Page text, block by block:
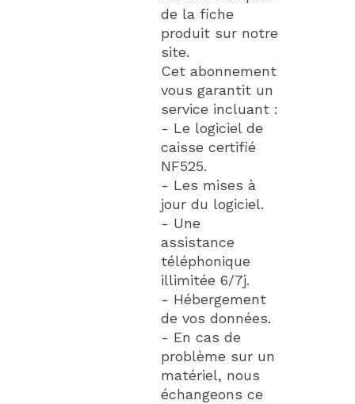
de la fiche
produit sur notre
site.
Cet abonnement
vous garantit un
service incluant :
- Le logiciel de
caisse certifié
NF525.
- Les mises à
jour du logiciel.
- Une
assistance
téléphonique
illimitée 6/7j.
- Hébergement
de vos données.
- En cas de
problème sur un
matériel, nous
échangeons ce